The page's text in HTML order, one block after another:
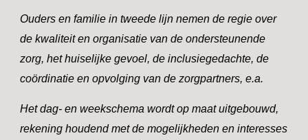
Ouders en familie in tweede lijn nemen de regie over
de kwaliteit en organisatie van de ondersteunende
zorg, het huiselijke gevoel, de inclusiegedachte, de
coördinatie en opvolging van de zorgpartners, e.a.
Het dag- en weekschema wordt op maat uitgebouwd,
rekening houdend met de mogelijkheden en interesses